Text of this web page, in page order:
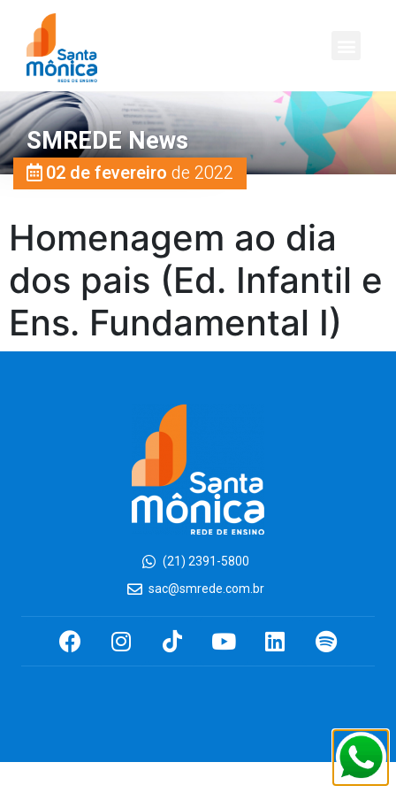
SMREDE News
02 de fevereiro de 2022
Homenagem ao dia
dos pais (Ed. Infantil e
Ens. Fundamental I)
(21) 2391-5800
sac@smrede.com.br